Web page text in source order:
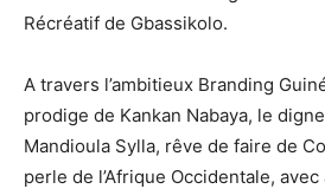
Récréatif de Gbassikolo.
A travers l’ambitieux Branding
prodige de Kankan Nabaya, le
Mandioula Sylla, rêve de faire de
perle de l’Afrique Occidentale,